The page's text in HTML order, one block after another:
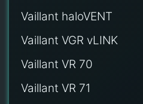
Vaillant haloVENT
Vaillant VGR vLINK
Vaillant VR 70
Vaillant VR 71